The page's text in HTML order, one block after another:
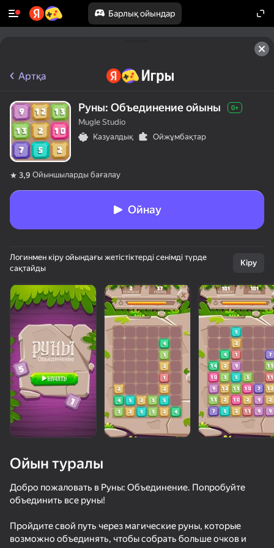
Барлық ойындар
2048: Блоктарды қос
61
Block Blast
51
Блок Бласт 2048
83
2048 кубики
72
Артқа
Руны: Объединение ойыны 0+
Mugle Studio
Казуалдық
Ойжұмбақтар
3,9 Ойыншыларды бағалау
Ойнау
Логинмен кіру ойындағы жетістіктерді сенімді түрде
сақтайды
Кіру
Ойын туралы
Добро пожаловать в Руны: Объединение. Попробуйте
объединить все руны!
Пройдите свой путь через магические руны, которые
возможно объединять, чтобы собрать больше очков и